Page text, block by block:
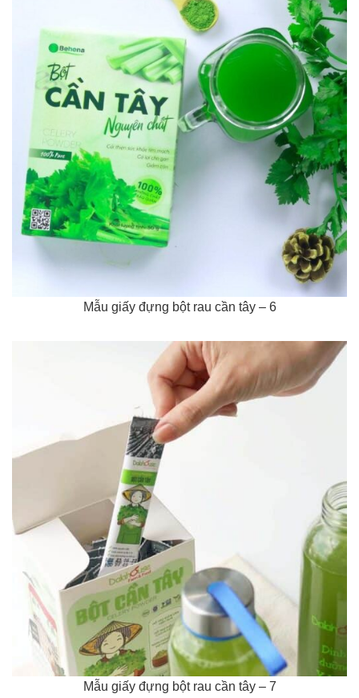
Mẫu giấy đựng bột rau cần tây – 6
Mẫu giấy đựng bột rau cần tây – 7